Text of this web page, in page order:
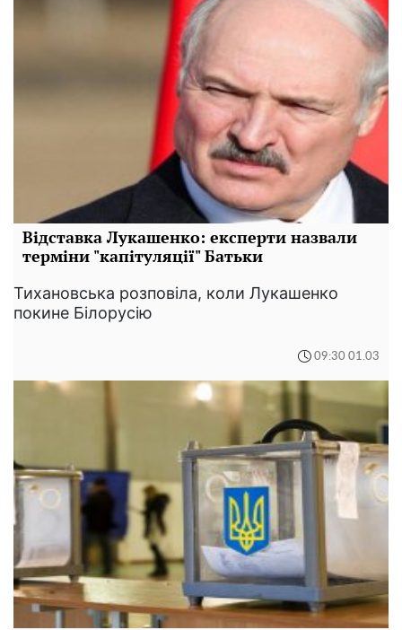
Відставка Лукашенко: експерти назвали
терміни "капітуляції" Батьки
Тихановська розповіла, коли Лукашенко
покине Білорусію
09:30 01.03